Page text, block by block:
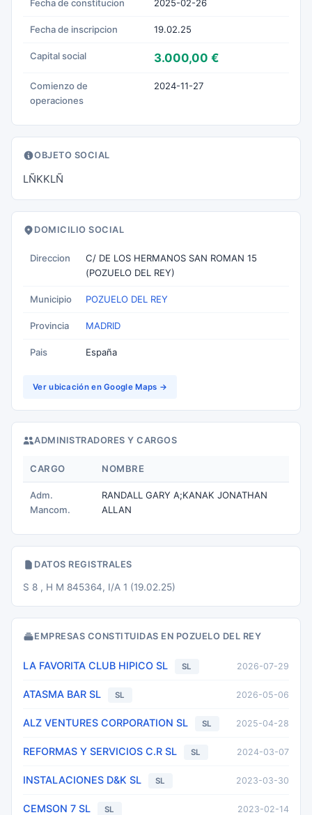
Fecha de constitucion 2025-02-26
Fecha de inscripcion 19.02.25
Capital social 3.000,00 €
Comienzo de
operaciones
2024-11-27
OBJETO SOCIAL
LÑKKLÑ
DOMICILIO SOCIAL
Direccion
C/ DE LOS HERMANOS SAN ROMAN 15
(POZUELO DEL REY)
Municipio POZUELO DEL REY
Provincia MADRID
Pais España
Ver ubicación en Google Maps →
ADMINISTRADORES Y CARGOS
CARGO NOMBRE
Adm.
Mancom.
RANDALL GARY A;KANAK JONATHAN
ALLAN
DATOS REGISTRALES
S 8 , H M 845364, I/A 1 (19.02.25)
EMPRESAS CONSTITUIDAS EN POZUELO DEL REY
LA FAVORITA CLUB HIPICO SL SL 2026-07-29
ATASMA BAR SL SL 2026-05-06
ALZ VENTURES CORPORATION SL SL 2025-04-28
REFORMAS Y SERVICIOS C.R SL SL 2024-03-07
INSTALACIONES D&K SL SL 2023-03-30
CEMSON 7 SL SL 2023-02-14